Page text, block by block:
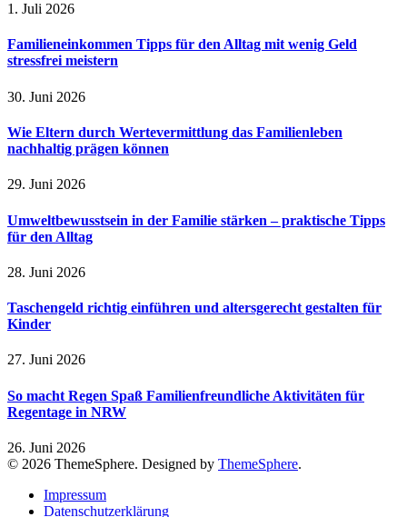
1. Juli 2026
Familieneinkommen Tipps für den Alltag mit wenig Geld
stressfrei meistern
30. Juni 2026
Wie Eltern durch Wertevermittlung das Familienleben
nachhaltig prägen können
29. Juni 2026
Umweltbewusstsein in der Familie stärken – praktische Tipps
für den Alltag
28. Juni 2026
Taschengeld richtig einführen und altersgerecht gestalten für
Kinder
27. Juni 2026
So macht Regen Spaß Familienfreundliche Aktivitäten für
Regentage in NRW
26. Juni 2026
© 2026 ThemeSphere. Designed by ThemeSphere.
Impressum
Datenschutzerklärung